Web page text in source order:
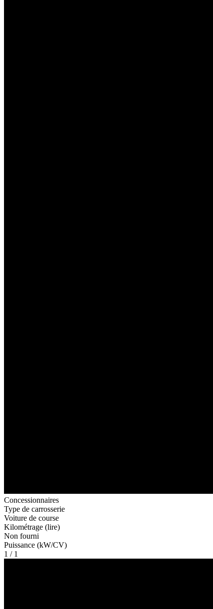
Concessionnaires
Type de carrosserie
Voiture de course
Kilométrage (lire)
Non fourni
Puissance (kW/CV)
1 / 1